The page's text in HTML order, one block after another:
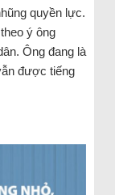
quyền lực.
ý ông
Ông đang là
được tiếng